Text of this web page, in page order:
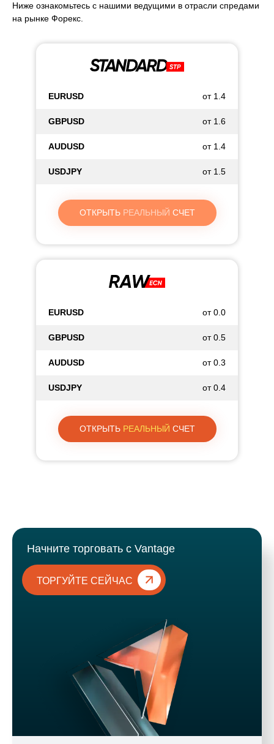
Ниже ознакомьтесь с нашими ведущими в отрасли спредами
на рынке Форекс.
EURUSD от 1.4
GBPUSD от 1.6
AUDUSD от 1.4
USDJPY от 1.5
ОТКРЫТЬ РЕАЛЬНЫЙ СЧЕТ
EURUSD от 0.0
GBPUSD от 0.5
AUDUSD от 0.3
USDJPY от 0.4
ОТКРЫТЬ РЕАЛЬНЫЙ СЧЕТ
Начните торговать с Vantage
ТОРГУЙТЕ СЕЙЧАС